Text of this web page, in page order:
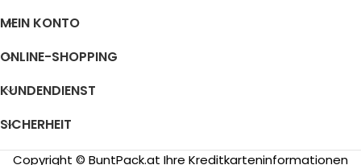
MEIN KONTO
ONLINE-SHOPPING
KUNDENDIENST
SICHERHEIT
Copyright © BuntPack.at Ihre Kreditkarteninformationen